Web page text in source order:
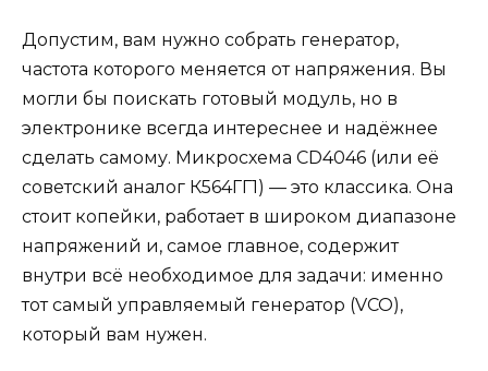
Допустим, вам нужно собрать генератор,
частота которого меняется от напряжения. Вы
могли бы поискать готовый модуль, но в
электронике всегда интереснее и надёжнее
сделать самому. Микросхема CD4046 (или её
советский аналог К564ГГ1) — это классика. Она
стоит копейки, работает в широком диапазоне
напряжений и, самое главное, содержит
внутри всё необходимое для задачи: именно
тот самый управляемый генератор (VCO),
который вам нужен.